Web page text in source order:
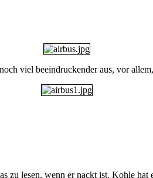
viel beeindruckender aus, vor
zu lesen, wenn er nackt ist. Kohle